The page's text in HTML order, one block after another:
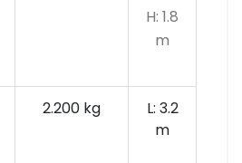
H: 1.8
m
2.200 kg
L: 3.2
m